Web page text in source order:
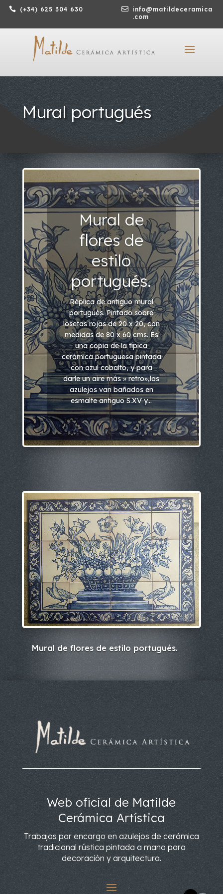
 (+34) 625 304 630 
info@matildeceramica
.com
Mural portugués
Mural de
flores de
estilo
portugués.
Réplica de antiguo mural
portugués. Pintado sobre
losetas rojas de 20 x 20, con
medidas de 80 x 60 cms. Es
una copia de la típica
cerámica portuguesa pintada
con azul cobalto, y para
darle un aire más » retro»,los
azulejos van bañados en
esmalte antiguo S.XV y...
Mural de flores de estilo portugués.
Web oficial de Matilde
Cerámica Artística
Trabajos por encargo en azulejos de cerámica
tradicional rústica pintada a mano para
decoración y arquitectura.